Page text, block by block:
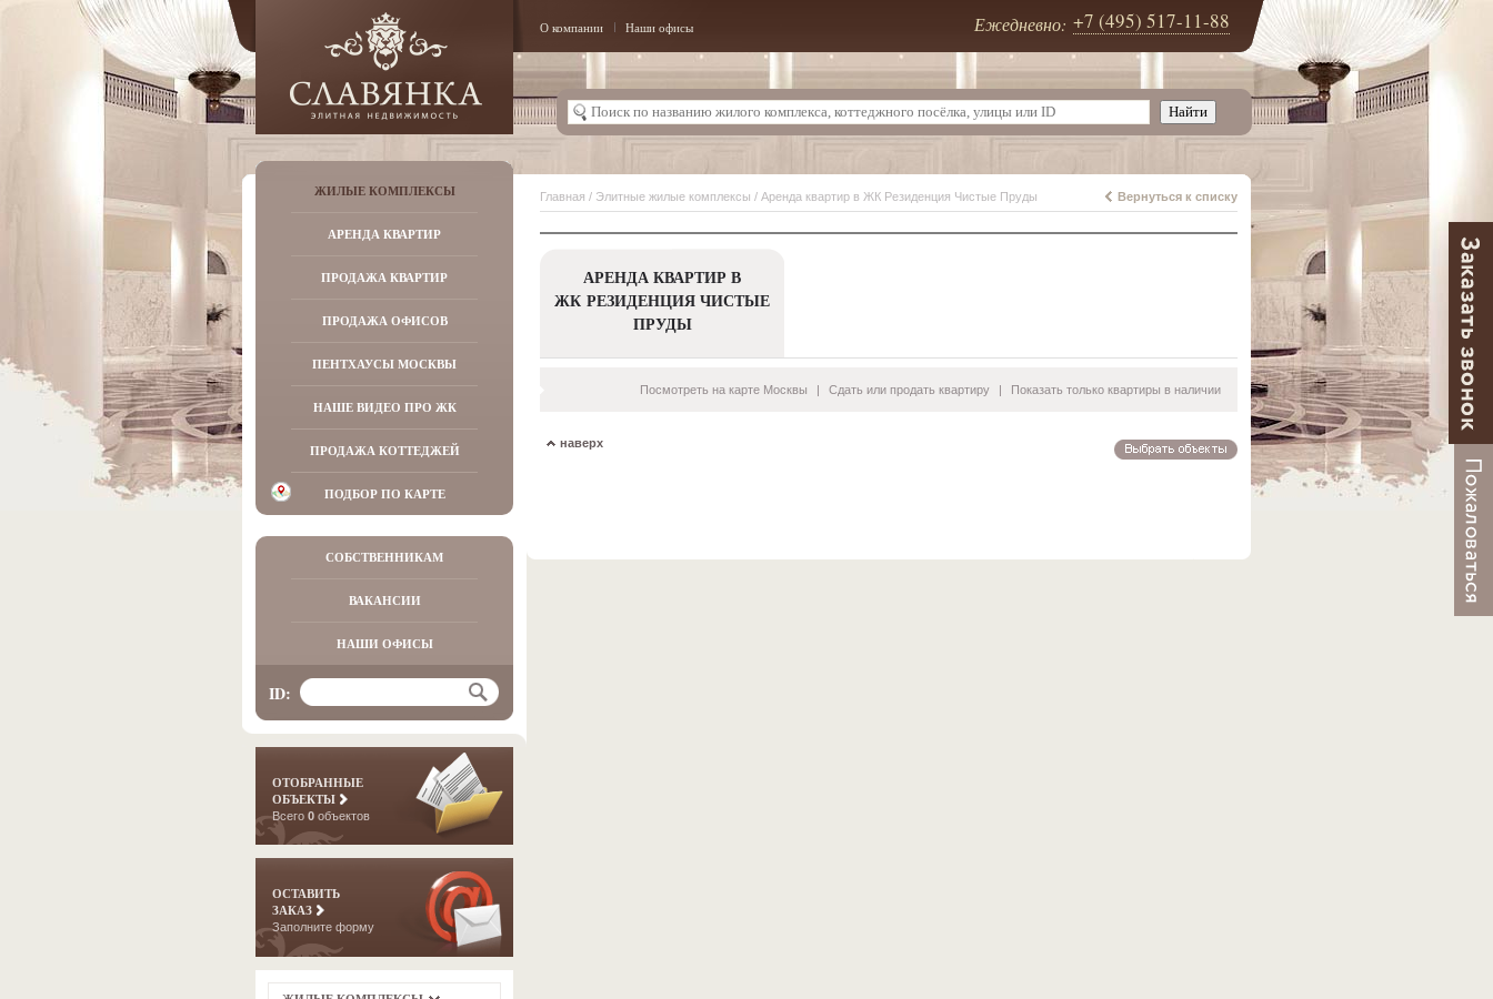
О компании Наши офисы Ежедневно: +7 (495) 517-11-88
ЖИЛЫЕ КОМПЛЕКСЫ
АРЕНДА КВАРТИР
ПРОДАЖА КВАРТИР
ПРОДАЖА ОФИСОВ
ПЕНТХАУСЫ МОСКВЫ
НАШЕ ВИДЕО ПРО ЖК
ПРОДАЖА КОТТЕДЖЕЙ
ПОДБОР ПО КАРТЕ
СОБСТВЕННИКАМ
ВАКАНСИИ
НАШИ ОФИСЫ
ID:
ОТОБРАННЫЕ
ОБЪЕКТЫ
Всего 0 объектов
ОСТАВИТЬ
ЗАКАЗ
Заполните форму
Главная / Элитные жилые комплексы / Аренда квартир в ЖК Резиденция Чистые Пруды Вернуться к списку
АРЕНДА КВАРТИР В
ЖК РЕЗИДЕНЦИЯ ЧИСТЫЕ
ПРУДЫ
Посмотреть на карте Москвы | Сдать или продать квартиру | Показать только квартиры в наличии
наверх